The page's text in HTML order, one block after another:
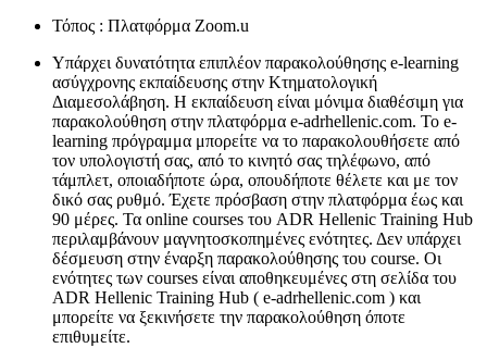
Τόπος : Πλατφόρμα Zoom.u
Υπάρχει δυνατότητα επιπλέον παρακολούθησης e-learning
ασύγχρονης εκπαίδευσης στην Κτηματολογική
Διαμεσολάβηση. Η εκπαίδευση είναι μόνιμα διαθέσιμη για
παρακολούθηση στην πλατφόρμα e-adrhellenic.com. Το e-
learning πρόγραμμα μπορείτε να το παρακολουθήσετε από
τον υπολογιστή σας, από το κινητό σας τηλέφωνο, από
τάμπλετ, οποιαδήποτε ώρα, οπουδήποτε θέλετε και με τον
δικό σας ρυθμό. Έχετε πρόσβαση στην πλατφόρμα έως και
90 μέρες. Τα οnline courses του ADR Hellenic Training Hub
περιλαμβάνουν μαγνητοσκοπημένες ενότητες. Δεν υπάρχει
δέσμευση στην έναρξη παρακολούθησης του course. Οι
ενότητες των courses είναι αποθηκευμένες στη σελίδα του
ADR Hellenic Training Hub ( e-adrhellenic.com ) και
μπορείτε να ξεκινήσετε την παρακολούθηση όποτε
επιθυμείτε.